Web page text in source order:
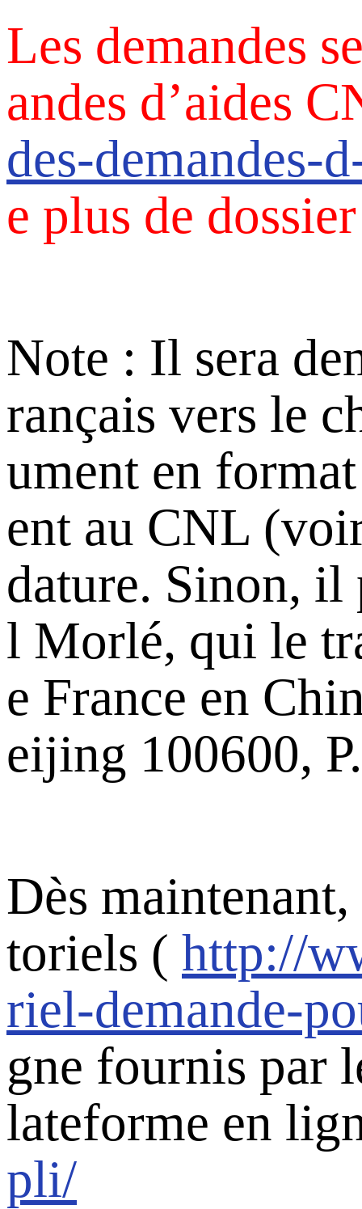
Les demandes
andes d’aides
des-demandes-
e plus de
Note : Il sera
rançais vers le
ument en
ent au CNL
dature. Sinon, il
l Morlé, qui le
e France en
eijing 100600,
Dès maintenant,
toriels ( http://
riel-demande-
gne fournis par
lateforme en
pli/